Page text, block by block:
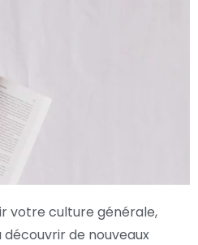
votre culture générale,
découvrir de nouveaux